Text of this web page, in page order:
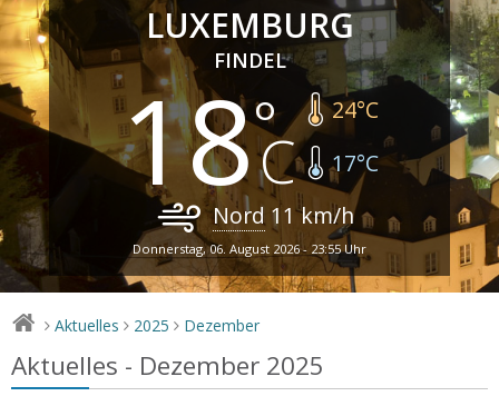
LUXEMBURG
FINDEL
18 24°C
17°C
Nord 11km/h
Donnerstag, 06. August 2026 - 23:55 Uhr
> Aktuelles > 2025 > Dezember
Aktuelles - Dezember 2025